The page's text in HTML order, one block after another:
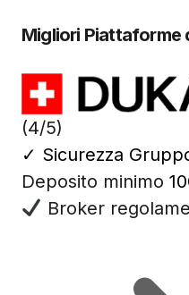
Migliori Piattaforme
(4/5)
✓ Sicurezza
Deposito minimo
Broker